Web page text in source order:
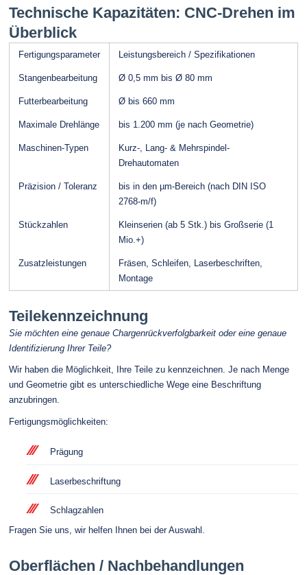
Technische Kapazitäten: CNC-Drehen im
Überblick
Fertigungsparameter Leistungsbereich / Spezifikationen
Stangenbearbeitung Ø 0,5 mm bis Ø 80 mm
Futterbearbeitung Ø bis 660 mm
Maximale Drehlänge bis 1.200 mm (je nach Geometrie)
Maschinen-Typen
Kurz-, Lang- & Mehrspindel-
Drehautomaten
Präzision / Toleranz
bis in den µm-Bereich (nach DIN ISO
2768-m/f)
Stückzahlen
Kleinserien (ab 5 Stk.) bis Großserie (1
Mio.+)
Zusatzleistungen
Fräsen, Schleifen, Laserbeschriften,
Montage
Teilekennzeichnung
Sie möchten eine genaue Chargenrückverfolgbarkeit oder eine genaue
Identifizierung Ihrer Teile?
Wir haben die Möglichkeit, Ihre Teile zu kennzeichnen. Je nach Menge
und Geometrie gibt es unterschiedliche Wege eine Beschriftung
anzubringen.
Fertigungsmöglichkeiten:
Prägung
Laserbeschriftung
Schlagzahlen
Fragen Sie uns, wir helfen Ihnen bei der Auswahl.
Oberflächen / Nachbehandlungen